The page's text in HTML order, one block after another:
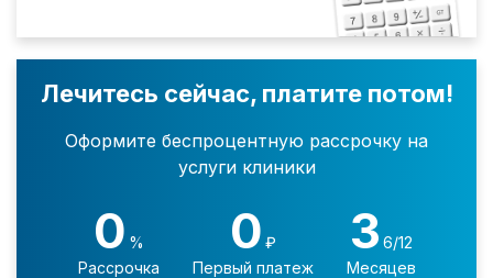
Лечитесь сейчас, платите потом!
Оформите беспроцентную рассрочку на
услуги клиники
0 %
Рассрочка
0 ₽
Первый платеж
3 6/12
Месяцев